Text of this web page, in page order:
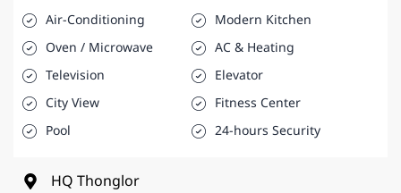
Air-Conditioning
Modern Kitchen
Oven / Microwave
AC & Heating
Television
Elevator
City View
Fitness Center
Pool
24-hours Security
HQ Thonglor